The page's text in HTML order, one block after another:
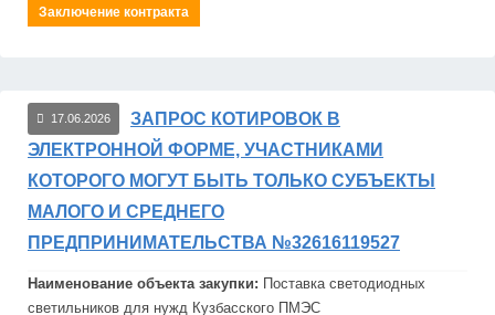
Заключение контракта
17.06.2026
ЗАПРОС КОТИРОВОК В
ЭЛЕКТРОННОЙ ФОРМЕ, УЧАСТНИКАМИ
КОТОРОГО МОГУТ БЫТЬ ТОЛЬКО СУБЪЕКТЫ
МАЛОГО И СРЕДНЕГО
ПРЕДПРИНИМАТЕЛЬСТВА №32616119527
Наименование объекта закупки: Поставка светодиодных
светильников для нужд Кузбасского ПМЭС